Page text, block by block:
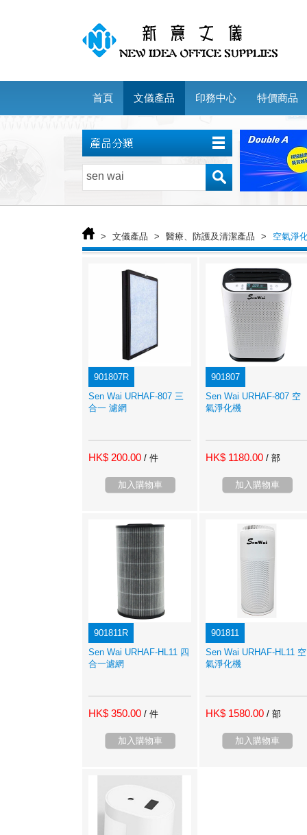
首頁 文儀產品 印務中心 特價商品
> 文儀產品 > 醫療、防護及清潔產品 > 空氣淨
901807R
Sen Wai URHAF-807 三
合一 濾網
HK$ 200.00 / 件
加入購物車
901807
Sen Wai URHAF-807 空
氣淨化機
HK$ 1180.00 / 部
加入購物車
901811R
Sen Wai URHAF-HL11 四
合一濾網
HK$ 350.00 / 件
加入購物車
901811
Sen Wai URHAF-HL11 空
氣淨化機
HK$ 1580.00 / 部
加入購物車